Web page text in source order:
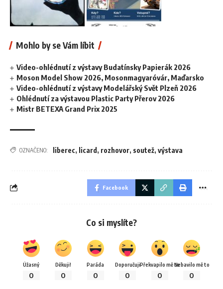
Mohlo by se Vám líbit
Video-ohlédnutí z výstavy Budatínsky Papierák 2026
Moson Model Show 2026, Mosonmagyaróvár, Maďarsko
Video-ohlédnutí z výstavy Modelářský Svět Plzeň 2026
Ohlédnutí za výstavou Plastic Party Přerov 2026
Mistr BETEXA Grand Prix 2025
OZNAČENO: liberec, licard , rozhovor, soutež, výstava
Facebook
Co si myslíte?
Úžasný
0
Děkuji!
0
Paráda
0
Doporučuji
0
Překvapilo mě to
0
Nebavilo mě to
0